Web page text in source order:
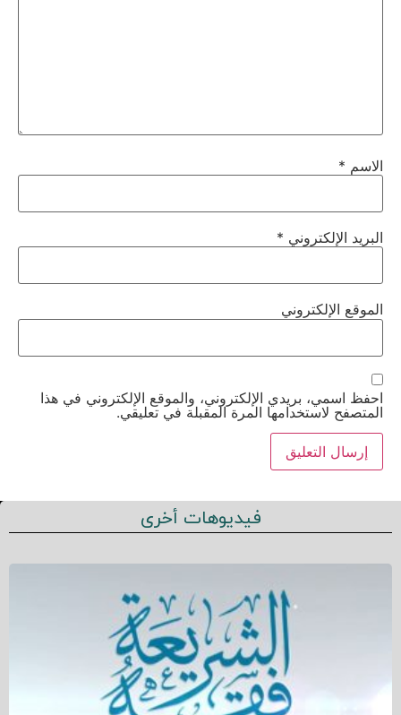
الاسم *
البريد الإلكتروني *
الموقع الإلكتروني
احفظ اسمي، بريدي الإلكتروني، والموقع الإلكتروني في هذا
المتصفح لاستخدامها المرة المقبلة في تعليقي.
فيديوهات أخرى